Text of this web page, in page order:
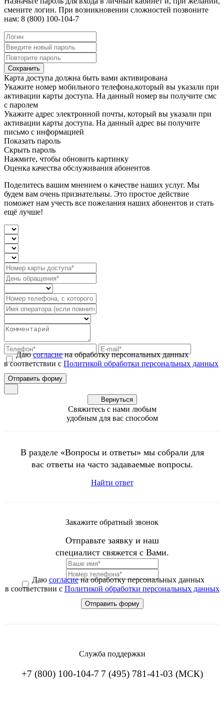
смените логин. При возникновении сложностей позвоните
нам: 8 (800) 100-104-7
Сохранить
Карта доступа должна быть вами активирована
Укажите номер мобильного телефона,который вы указали при
активации карты доступа. На данный номер вы получите смс
с паролем
Укажите адрес электронной почты, который вы указали при
активации карты доступа. На данный адрес вы получите
письмо с информацией
Показать пароль
Скрыть пароль
Нажмите, чтобы обновить картинку
Оценка качества обслуживания абонентов
Поделитесь вашим мнением о качестве наших услуг. Мы
будем вам очень признательны. Это простое действие
поможет нам учесть все пожелания наших абонентов и стать
ещё лучше!
Даюсогласиена обработку персональных данных
в соответствии с Политикой обработки персональных данных
Вернуться
Свяжитесь с нами любым
удобным для вас способом
В разделе «Вопросы и ответы» мы собрали для
вас ответы на часто задаваемые вопросы.
Найти ответ
Закажите обратный звонок
Отправьте заявку и наш
специалист свяжется с Вами.
Даю согласиена обработку персональных данных
в соответствии с Политикой обработки персональных данных
Служба поддержки
+7 (800) 100-104-7 7 (495) 781-41-03 (МСК)